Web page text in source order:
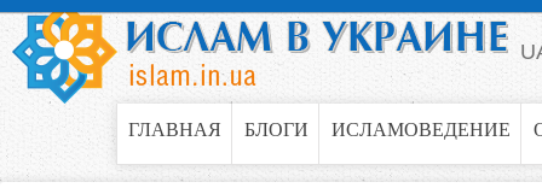
Jump to navigation
ГЛАВНАЯ БЛОГИ ИСЛАМОВЕДЕНИЕ